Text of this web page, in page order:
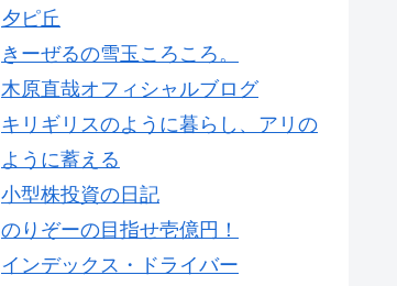
夕ピ丘
きーぜるの雪玉ころころ。
木原直哉オフィシャルブログ
キリギリスのように暮らし、アリの
ように蓄える
小型株投資の日記
のりぞーの目指せ壱億円！
インデックス・ドライバー